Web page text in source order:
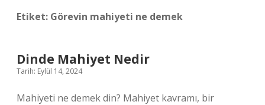
Etiket: Görevin mahiyeti ne demek
Dinde Mahiyet Nedir
Tarih: Eylül 14, 2024
Mahiyeti ne demek din? Mahiyet kavramı, bir